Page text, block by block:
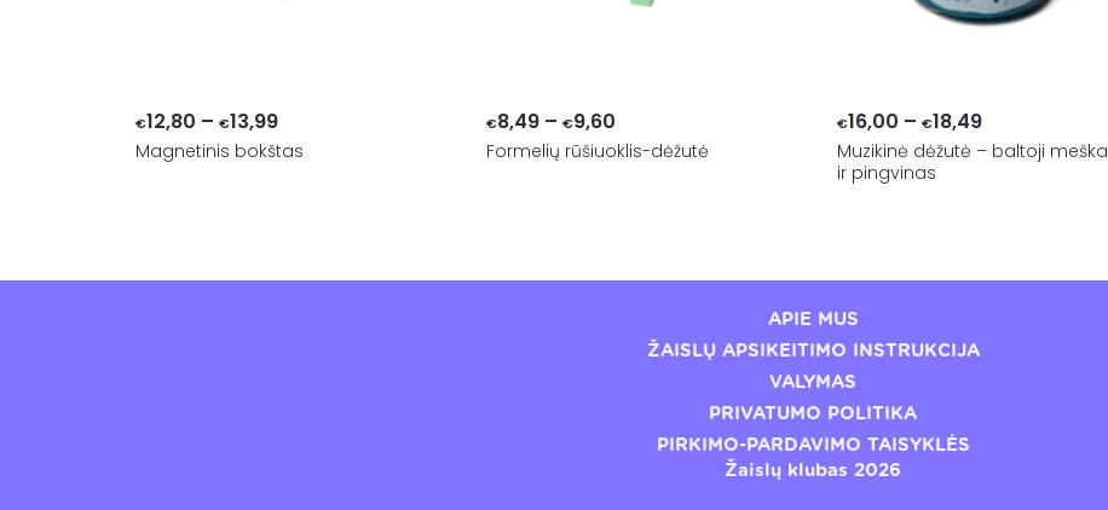
€12,80 – €13,99Price
range:
Magnetinis bokštas
€8,49 – €9,60
range:
Formelių rūšiuoklis-dėžutė
€16,00 – €18,49Price
range:
Muzikinė dėžutė – baltoji meška
ir pingvinas
APIE MUS
ŽAISLŲ APSIKEITIMO INSTRUKCIJA
VALYMAS
PRIVATUMO POLITIKA
PIRKIMO-PARDAVIMO TAISYKLĖS
Žaislų klubas 2026